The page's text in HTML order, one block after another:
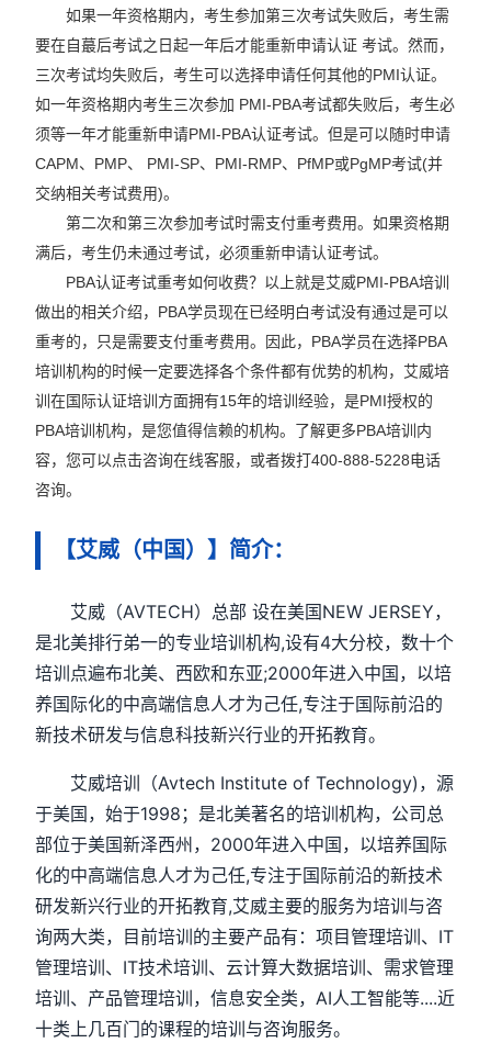
如果一年资格期内，考生参加第三次考试失败后，考生需
要在自蕞后考试之日起一年后才能重新申请认证 考试。然而，
三次考试均失败后，考生可以选择申请任何其他的PMI认证。
如一年资格期内考生三次参加 PMI-PBA考试都失败后，考生必
须等一年才能重新申请PMI-PBA认证考试。但是可以随时申请
CAPM、PMP、 PMI-SP、PMI-RMP、PfMP或PgMP考试(并
交纳相关考试费用)。
第二次和第三次参加考试时需支付重考费用。如果资格期
满后，考生仍未通过考试，必须重新申请认证考试。
PBA认证考试重考如何收费？以上就是艾威PMI-PBA培训
做出的相关介绍，PBA学员现在已经明白考试没有通过是可以
重考的，只是需要支付重考费用。因此，PBA学员在选择PBA
培训机构的时候一定要选择各个条件都有优势的机构，艾威培
训在国际认证培训方面拥有15年的培训经验，是PMI授权的
PBA培训机构，是您值得信赖的机构。了解更多PBA培训内
容，您可以点击咨询在线客服，或者拨打400-888-5228电话
咨询。
【艾威（中国）】简介：
艾威（AVTECH）总部 设在美国NEW JERSEY，
是北美排行弟一的专业培训机构,设有4大分校，数十个
培训点遍布北美、西欧和东亚;2000年进入中国，以培
养国际化的中高端信息人才为己任,专注于国际前沿的
新技术研发与信息科技新兴行业的开拓教育。
艾威培训（Avtech Institute of Technology)，源
于美国，始于1998；是北美著名的培训机构，公司总
部位于美国新泽西州，2000年进入中国，以培养国际
化的中高端信息人才为己任,专注于国际前沿的新技术
研发新兴行业的开拓教育,艾威主要的服务为培训与咨
询两大类，目前培训的主要产品有：项目管理培训、IT
管理培训、IT技术培训、云计算大数据培训、需求管理
培训、产品管理培训，信息安全类，AI人工智能等....近
十类上几百门的课程的培训与咨询服务。